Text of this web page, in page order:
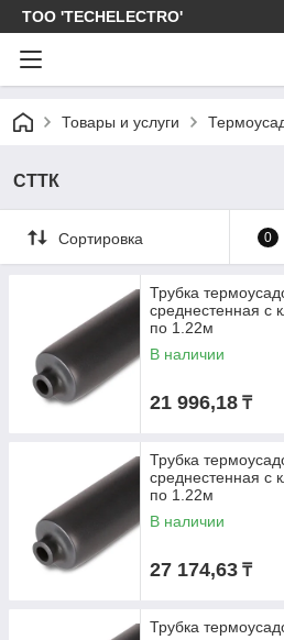
ТОО 'TECHELECTRO'
Товары и услуги
СТТК
Сортировка 0
Трубка
среднестенная с
по 1.22м
В наличии
21 996,18 ₸
Трубка
среднестенная с
по 1.22м
В наличии
27 174,63 ₸
Трубка